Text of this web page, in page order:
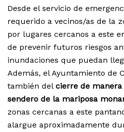
Desde el servicio de
requerido a vecinos/as de la
por lugares cercanos a este
de prevenir futuros riesgos
inundaciones que puedan
Además, el Ayuntamiento de
también del cierre de
sendero de la mariposa
zonas cercanas a este
alargue aproximadamente